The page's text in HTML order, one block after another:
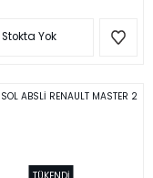
Stokta Yok